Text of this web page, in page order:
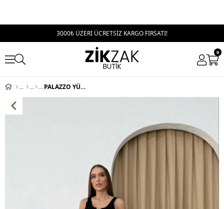
3000₺ ÜZERİ ÜCRETSİZ KARGO FIRSATI!
0
PALAZZO YÜKSEK BEL KUMAŞ PANTOLON LİLA